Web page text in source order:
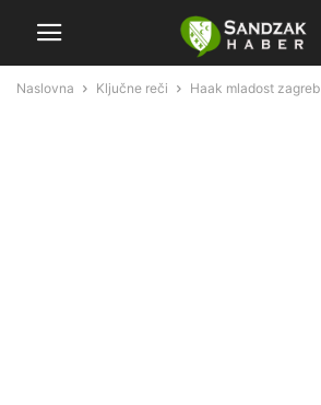
Naslovna Ključne reči Haak mladost zagreb